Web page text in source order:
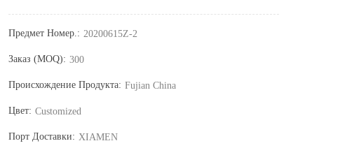
Предмет Номер.: 20200615Z-2
Заказ (MOQ): 300
Происхождение Продукта: Fujian China
Цвет: Customized
Порт Доставки: XIAMEN